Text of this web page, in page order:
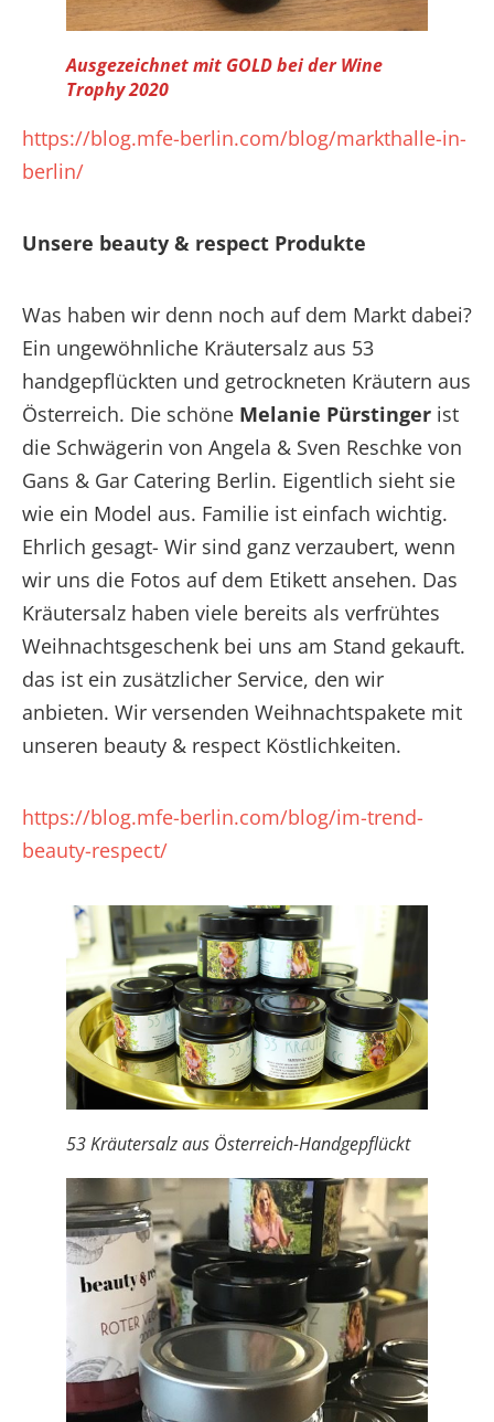
Ausgezeichnet mit GOLD bei der Wine
Trophy 2020
https://blog.mfe-berlin.com/blog/markthalle-in-
berlin/
Unsere beauty & respect Produkte
Was haben wir denn noch auf dem Markt dabei?
Ein ungewöhnliche Kräutersalz aus 53
handgepflückten und getrockneten Kräutern aus
Österreich. Die schöne Melanie Pürstinger ist
die Schwägerin von Angela & Sven Reschke von
Gans & Gar Catering Berlin. Eigentlich sieht sie
wie ein Model aus. Familie ist einfach wichtig.
Ehrlich gesagt- Wir sind ganz verzaubert, wenn
wir uns die Fotos auf dem Etikett ansehen. Das
Kräutersalz haben viele bereits als verfrühtes
Weihnachtsgeschenk bei uns am Stand gekauft.
das ist ein zusätzlicher Service, den wir
anbieten. Wir versenden Weihnachtspakete mit
unseren beauty & respect Köstlichkeiten.
https://blog.mfe-berlin.com/blog/im-trend-
beauty-respect/
53 Kräutersalz aus Österreich-Handgepflückt